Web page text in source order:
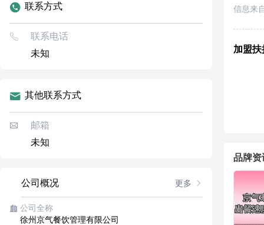
联系方式
联系电话
未知
其他联系方式
邮箱
未知
公司概况 更多
公司全称
徐州京气餐饮管理有限公司
信息来
加盟扶
品牌资